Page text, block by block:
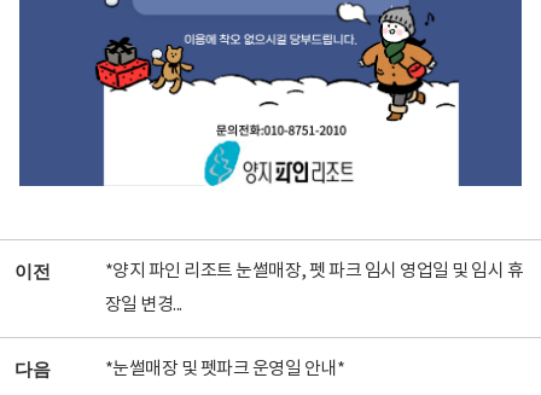
이전
*양지 파인 리조트 눈썰매장, 펫 파크 임시 영업일 및 임시 휴
장일 변경...
다음 *눈썰매장 및 펫파크 운영일 안내*